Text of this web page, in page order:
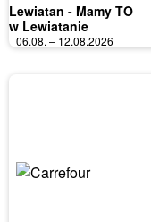
Lewiatan - Mamy TO
w Lewiatanie
06.08. – 12.08.2026